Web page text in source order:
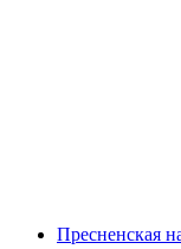
Пресненская